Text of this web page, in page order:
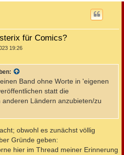
für Comics?
19:26
Band ohne Worte in 'eigenen
statt die
Ländern anzubieten/zu
obwohl es zunächst völlig
Gründe geben:
hier im Thread meiner Erinnerung